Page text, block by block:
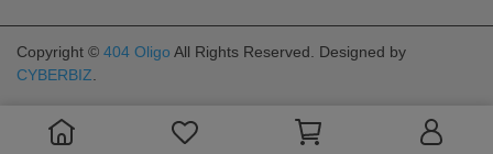
Copyright © 404 Oligo All Rights Reserved.
Designed by
CYBERBIZ